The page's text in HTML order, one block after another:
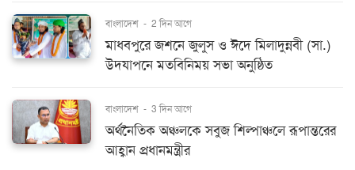
বাংলাদেশ - 2 দিন আগে
মাধবপুরে জশনে জুলুস ও ঈদে মিলাদুন্নবী (সা.)
উদযাপনে মতবিনিময় সভা অনুষ্ঠিত
বাংলাদেশ - 3 দিন আগে
অর্থনৈতিক অঞ্চলকে সবুজ শিল্পাঞ্চলে রূপান্তরের
আহ্বান প্রধানমন্ত্রীর